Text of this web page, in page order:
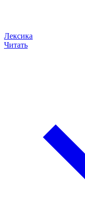
Лексика
Читать